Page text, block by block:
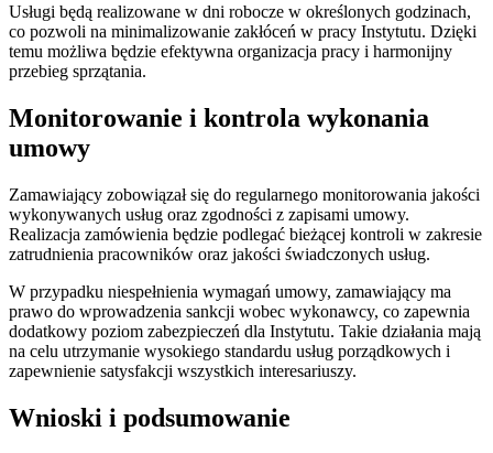
Usługi będą realizowane w dni robocze w określonych godzinach,
co pozwoli na minimalizowanie zakłóceń w pracy Instytutu. Dzięki
temu możliwa będzie efektywna organizacja pracy i harmonijny
przebieg sprzątania.
Monitorowanie i kontrola wykonania
umowy
Zamawiający zobowiązał się do regularnego monitorowania jakości
wykonywanych usług oraz zgodności z zapisami umowy.
Realizacja zamówienia będzie podlegać bieżącej kontroli w zakresie
zatrudnienia pracowników oraz jakości świadczonych usług.
W przypadku niespełnienia wymagań umowy, zamawiający ma
prawo do wprowadzenia sankcji wobec wykonawcy, co zapewnia
dodatkowy poziom zabezpieczeń dla Instytutu. Takie działania mają
na celu utrzymanie wysokiego standardu usług porządkowych i
zapewnienie satysfakcji wszystkich interesariuszy.
Wnioski i podsumowanie